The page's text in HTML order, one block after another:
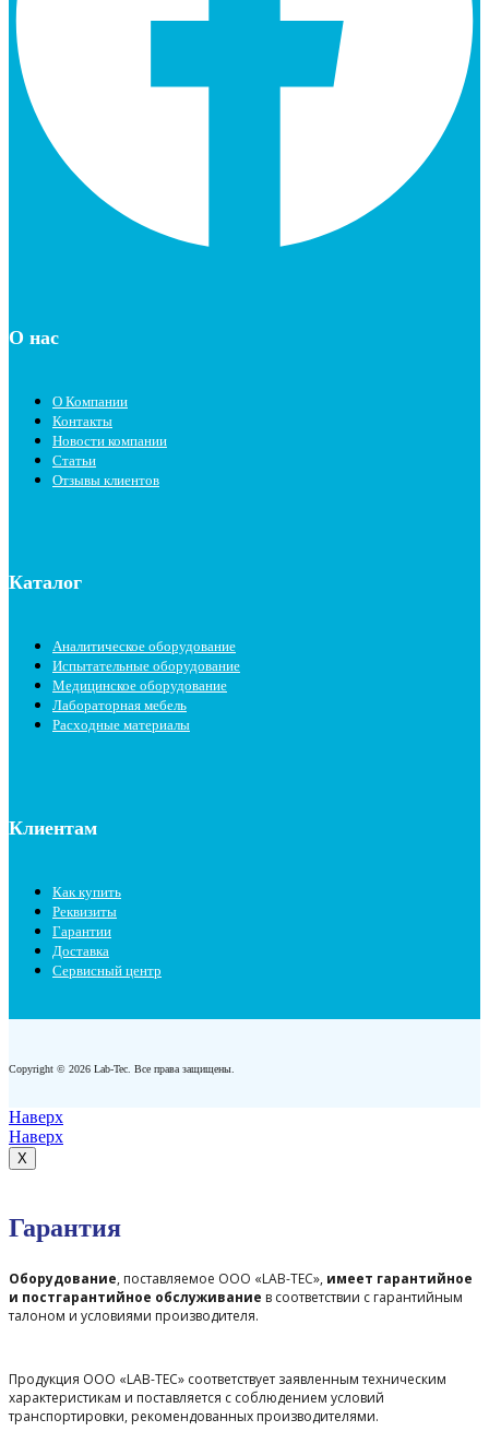
О нас
О Компании
Контакты
Новости компании
Статьи
Отзывы клиентов
Каталог
Аналитическое оборудование
Испытательные оборудование
Медицинское оборудование
Лабораторная мебель
Расходные материалы
Клиентам
Как купить
Реквизиты
Гарантии
Доставка
Сервисный центр
Copyright © 2026 Lab-Tec. Все права защищены.
Наверх
Наверх
X
Гарантия
Оборудование, поставляемое ООО «LAB-TEC», имеет гарантийное
и постгарантийное обслуживание в соответствии с гарантийным
талоном и условиями производителя.
Продукция ООО «LAB-TEC» соответствует заявленным техническим
характеристикам и поставляется с соблюдением условий
транспортировки, рекомендованных производителями.